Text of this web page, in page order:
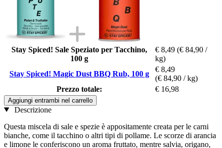
Stay Spiced! Sale Speziato per Tacchino,
100 g
€ 8,49 (€ 84,90 /
kg)
Stay Spiced! Magic Dust BBQ Rub, 100 g
€ 8,49
(€ 84,90 / kg)
Prezzo totale:
€ 16,98
Aggiungi entrambi nel carrello
Descrizione
Questa miscela di sale e spezie è appositamente creata per le carni
bianche, come il tacchino o altri tipi di pollame. Le scorze di arancia
e limone le conferiscono un aroma fruttato, mentre salvia, origano,